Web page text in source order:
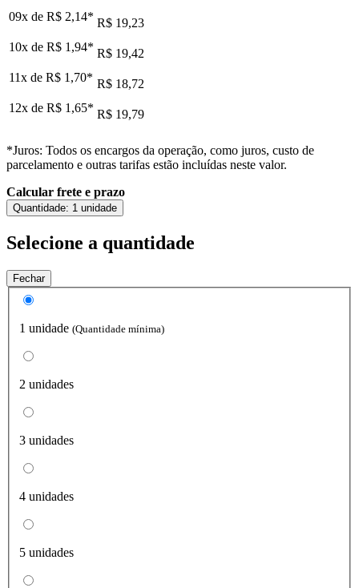
09x de R$ 2,14* R$ 19,23
10x de R$ 1,94* R$ 19,42
11x de R$ 1,70* R$ 18,72
12x de R$ 1,65* R$ 19,79
*Juros: Todos os encargos da operação, como juros, custo de
parcelamento e outras tarifas estão incluídas neste valor.
Calcular frete e prazo
Quantidade: 1 unidade
Selecione a quantidade
Fechar
1 unidade (Quantidade mínima)
2 unidades
3 unidades
4 unidades
5 unidades